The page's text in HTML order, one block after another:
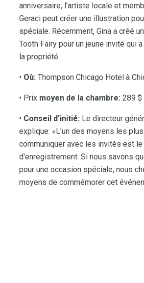
anniversaire, l'artiste locale et
Geraci peut créer une illustration
spéciale. Récemment, Gina a créé
Tooth Fairy pour un jeune invité qui
la propriété.
• Où: Thompson Chicago Hotel à
• Prix moyen de la chambre: 289 $
• Conseil d'initié: Le directeur
explique: «L'un des moyens les
communiquer avec les invités est
d'enregistrement. Si nous savons
pour une occasion spéciale, nous
moyens de commémorer cet